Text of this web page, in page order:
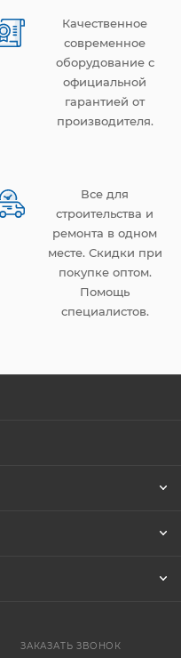
Качественное
современное
оборудование с
официальной
гарантией от
производителя.
Все для
строительства и
ремонта в одном
месте. Скидки при
покупке оптом.
Помощь
специалистов.
ЗАКАЗАТЬ ЗВОНОК